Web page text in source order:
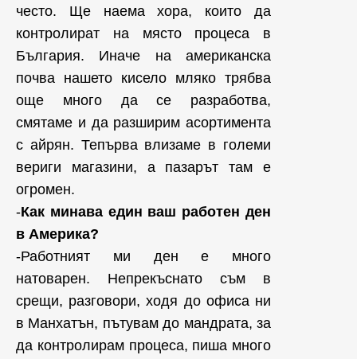
често. Ще наема хора, които да
контролират на място процеса в
България. Иначе на американска
почва нашето кисело мляко трябва
още много да се разработва,
смятаме и да разширим асортимента
с айрян. Тепърва влизаме в големи
вериги магазини, а пазарът там е
огромен.
-Как минава един ваш работен ден
в Америка?
-Работният ми ден е много
натоварен. Непрекъснато съм в
срещи, разговори, ходя до офиса ни
в Манхатън, пътувам до мандрата, за
да контролирам процеса, пиша много